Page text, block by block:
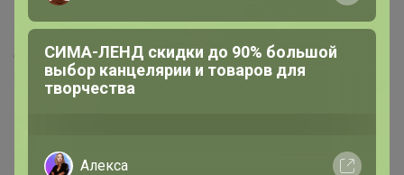
Произошел сбой, я оплатила 370, а стоит принято
организатором 2590, проверьте
Показаны записи
СИМА-ЛЕНД скидки до 90% большой
выбор канцелярии и товаров для
творчества
Алекса